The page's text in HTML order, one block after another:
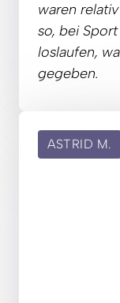
waren relativ
so, bei Sport
loslaufen,
gegeben.
ASTRID M.